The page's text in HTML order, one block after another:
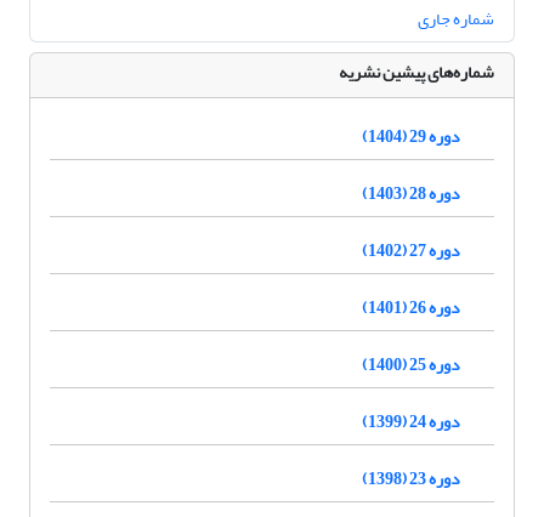
شماره جاری
شماره‌های پیشین نشریه
دوره 29 (1404)
دوره 28 (1403)
دوره 27 (1402)
دوره 26 (1401)
دوره 25 (1400)
دوره 24 (1399)
دوره 23 (1398)